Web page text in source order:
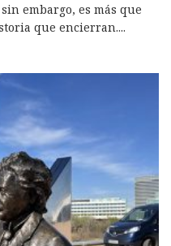
embargo, es más que
que encierran....